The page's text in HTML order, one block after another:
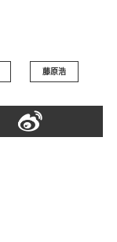
藤原浩